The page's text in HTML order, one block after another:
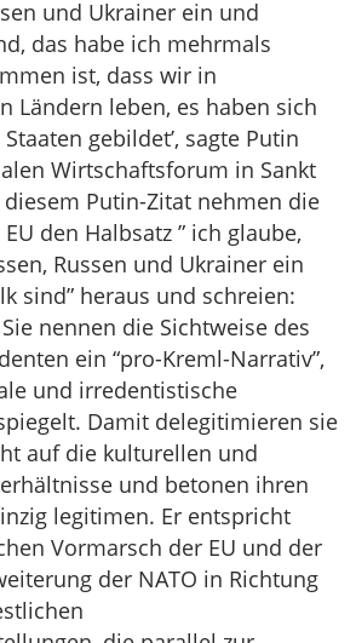
und Ukrainer ein und
das habe ich mehrmals
ist, dass wir in
Ländern leben, es haben sich
gebildet’, sagte Putin
Wirtschaftsforum in Sankt
diesem Putin-Zitat nehmen die
den Halbsatz ” ich glaube,
Russen und Ukrainer ein
sind” heraus und schreien:
nennen die Sichtweise des
ein “pro-Kreml-Narrativ”,
und irredentistische
Damit delegitimieren sie
auf die kulturellen und
und betonen ihren
legitimen. Er entspricht
Vormarsch der EU und der
der NATO in Richtung